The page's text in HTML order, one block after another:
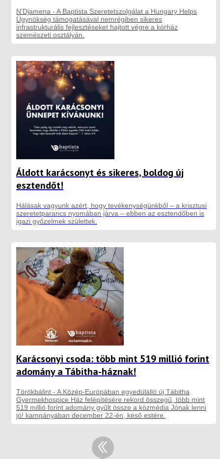
N’Djamena - A Baptista Szeretetszolgálat a Hungary Helps
Ügynökség támogatásával nemrégiben sikeres
infrastrukturális fejlesztéseket hajtott végre a kórház
szemészeti osztályán.
Áldott karácsonyt és sikeres, boldog új
esztendőt!
Hálásak vagyunk azért, hogy tevékenységünkből – a krisztusi
szeretetparancs nyomában járva – ebben az esztendőben is
igazi győzelmek születtek.
Karácsonyi csoda: több mint 519 millió forint
adomány a Tábitha-háznak!
Törökbálint - A Közép-Európában egyedülálló új Tábitha
Gyermekhospice Ház felépítésére rekord összegű, több mint
519 millió forint adomány gyűlt össze a közmédia Jónak lenni
jó! kampányában december 22-én, késő estére.